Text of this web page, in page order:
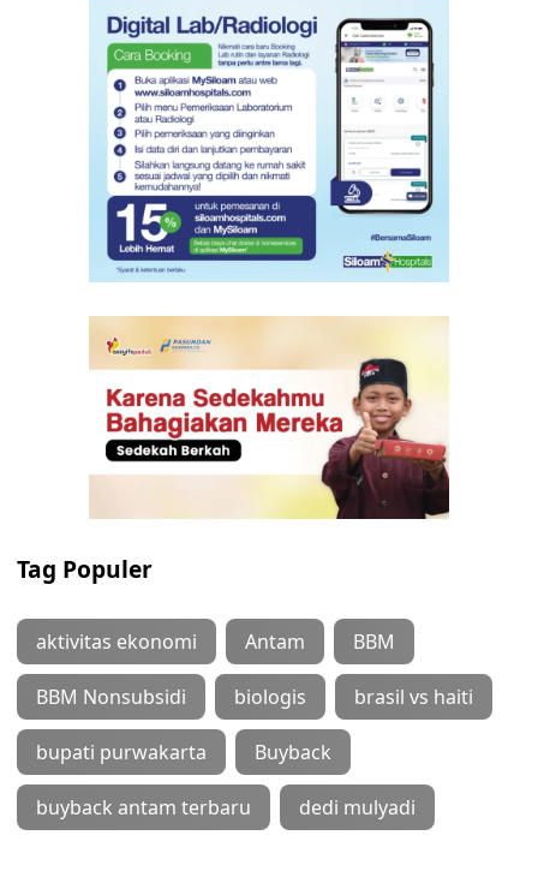
Tag Populer
aktivitas ekonomi Antam BBM
BBM Nonsubsidi biologis brasil vs haiti
bupati purwakarta Buyback
buyback antam terbaru dedi mulyadi